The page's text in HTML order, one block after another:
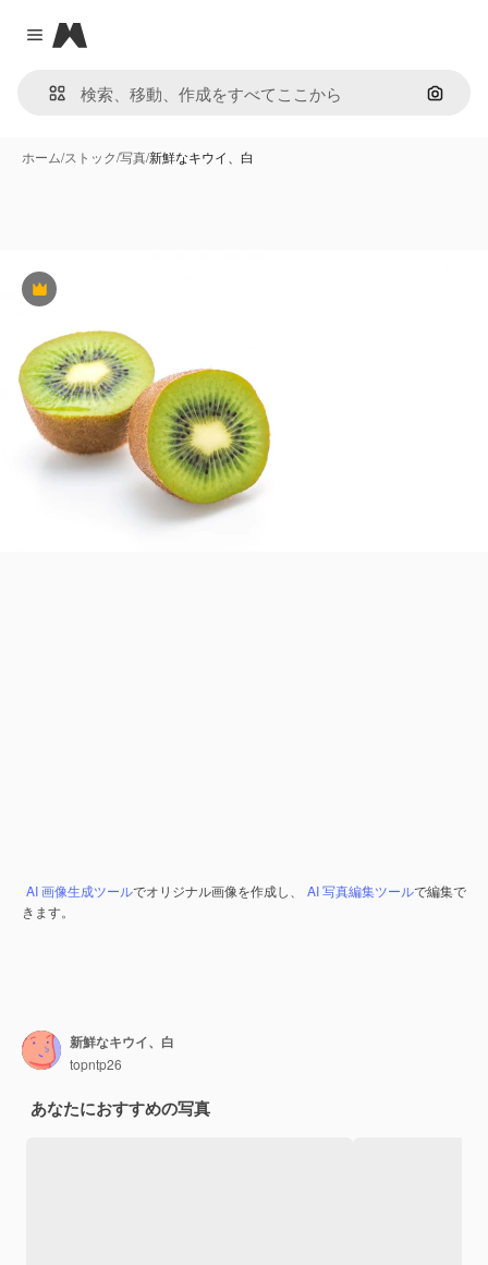
Close menu
Magnific
画像で
ホーム/ストック/写真/新鮮なキウイ、白
Premium
AI 画像生成ツールでオリジナル画像を作成し、 AI 写真編集ツールで編集で
きます。
新鮮なキウイ、白
topntp26
あなたにおすすめの写真